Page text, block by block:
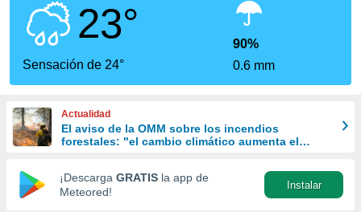
para
que se
calidad.
a este
las
y
forma
digital
basada
23°
Sensación de 24°
90%
0.6 mm
Actualidad
El aviso de la OMM sobre los incendios
forestales: "el cambio climático aumenta el
¡Descarga GRATIS la app de
Meteored!
Instalar